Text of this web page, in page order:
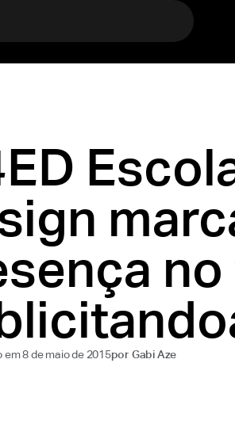
em8 de maio de 2015por Gabi Aze